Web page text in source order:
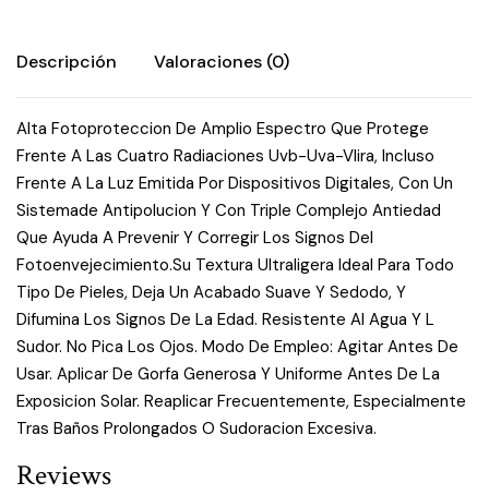
Descripción Valoraciones (0)
Alta Fotoproteccion De Amplio Espectro Que Protege
Frente A Las Cuatro Radiaciones Uvb-Uva-Vlira, Incluso
Frente A La Luz Emitida Por Dispositivos Digitales, Con Un
Sistemade Antipolucion Y Con Triple Complejo Antiedad
Que Ayuda A Prevenir Y Corregir Los Signos Del
Fotoenvejecimiento.Su Textura Ultraligera Ideal Para Todo
Tipo De Pieles, Deja Un Acabado Suave Y Sedodo, Y
Difumina Los Signos De La Edad. Resistente Al Agua Y L
Sudor. No Pica Los Ojos. Modo De Empleo: Agitar Antes De
Usar. Aplicar De Gorfa Generosa Y Uniforme Antes De La
Exposicion Solar. Reaplicar Frecuentemente, Especialmente
Tras Baños Prolongados O Sudoracion Excesiva.
Reviews